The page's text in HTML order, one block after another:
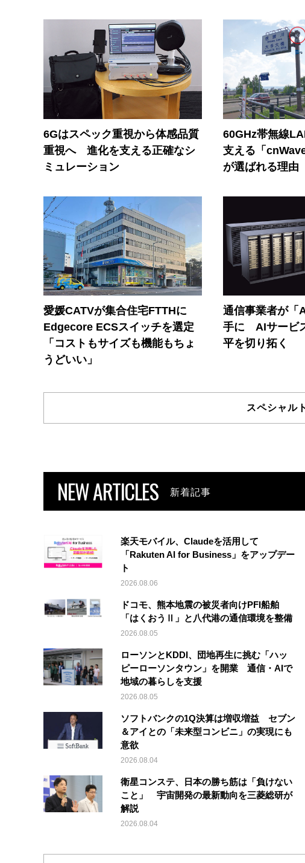
6Gはスペック重視から体感品質
重視へ 進化を支える正確なシ
ミュレーション
60GHz帯無線
支える「
が選ばれる理由
愛媛CATVが集合住宅FTTHに
Edgecore ECSスイッチを選定
「コストもサイズも機能もちょ
うどいい」
通信事業者が「
手に AIサービ
平を切り拓く
スペシャル
NEW ARTICLES 新着記事
楽天モバイル、Claudeを活用して
「Rakuten AI for Business」をアップデー
ト
2026.08.06
ドコモ、熊本地震の被災者向けPFI船舶
「はくおうⅡ」と八代港の通信環境を整備
2026.08.05
ローソンとKDDI、団地再生に挑む「ハッ
ピーローソンタウン」を開業 通信・AIで
地域の暮らしを支援
2026.08.05
ソフトバンクの1Q決算は増収増益 セブン
＆アイとの「未来型コンビニ」の実現にも
意欲
2026.08.04
衛星コンステ、日本の勝ち筋は「負けない
こと」 宇宙開発の最新動向を三菱総研が
解説
2026.08.04